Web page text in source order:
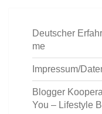
Deutscher
me
Impressum/
Blogger
You – Lifestyle